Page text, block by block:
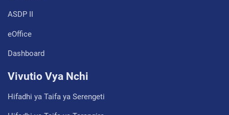
ASDP II
eOffice
Dashboard
Vivutio Vya Nchi
Hifadhi ya Taifa ya Serengeti